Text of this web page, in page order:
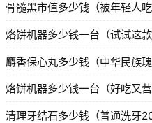
骨髓黑市值多少钱（被年轻人吃
烙饼机器多少钱一台（试试这款
麝香保心丸多少钱（中华民族瑰
烙饼机器多少钱一台（好吃又营
清理牙结石多少钱（普通洗牙